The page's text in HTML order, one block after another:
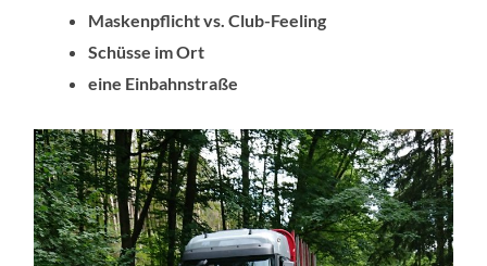
Maskenpflicht vs. Club-Feeling
Schüsse im Ort
eine Einbahnstraße